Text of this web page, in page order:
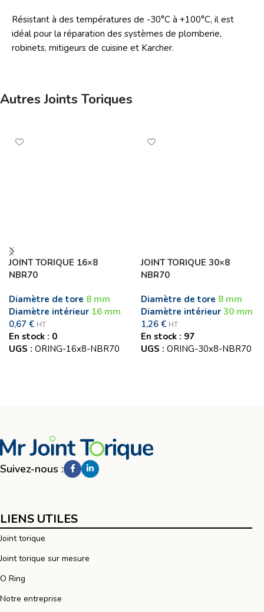
Résistant à des températures de -30°C à +100°C, il est
idéal pour la réparation des systèmes de plomberie,
robinets, mitigeurs de cuisine et Karcher.
Autres Joints Toriques
JOINT TORIQUE 16×8
NBR70
Diamètre de tore 8 mm
Diamètre intérieur 16 mm
0,67 € HT
En stock : 0
UGS : ORING-16x8-NBR70
JOINT TORIQUE 30×8
NBR70
Diamètre de tore 8 mm
Diamètre intérieur 30 mm
1,26 € HT
En stock : 97
UGS : ORING-30x8-NBR70
Suivez-nous :
LIENS UTILES
Joint torique
Joint torique sur mesure
O Ring
Notre entreprise